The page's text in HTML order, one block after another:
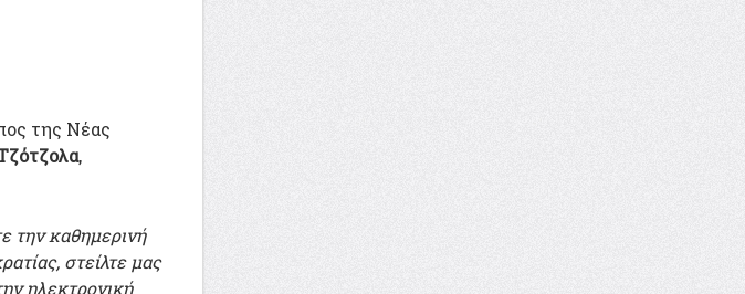
της Νέας
,
την καθημερινή
στείλτε μας
ηλεκτρονική